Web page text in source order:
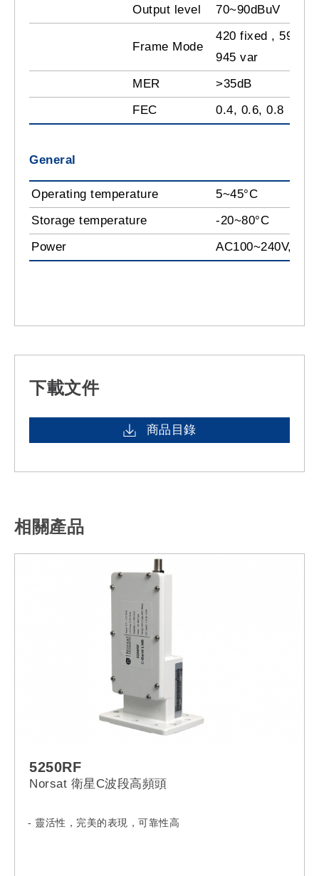
Output level 70~90dBuV
Frame Mode
420 fixed , 595
945 var
MER
>35dB
FEC
0.4, 0.6, 0.8
General
Operating temperature
5~45°C
Storage temperature
-20~80°C
Power
AC100~240V,
下載文件
商品目錄
相關產品
5250RF
Norsat 衛星C波段高頻頭
- 靈活性，完美的表現，可靠性高